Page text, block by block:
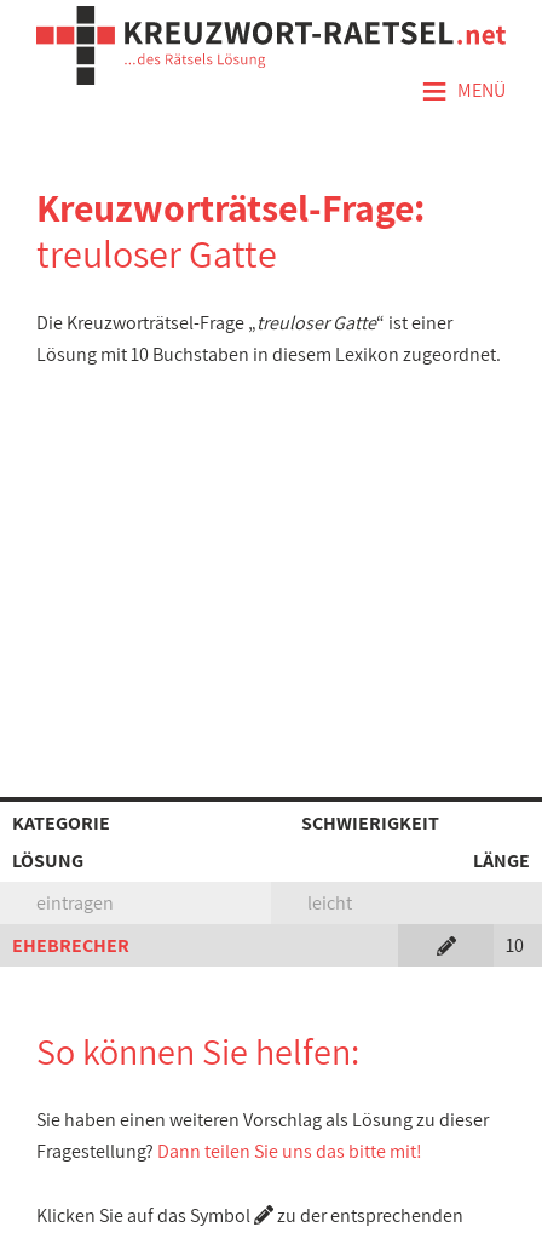
≡ MENÜ
Kreuzworträtsel-Frage:
treuloser Gatte
Die Kreuzworträtsel-Frage „treuloser Gatte“ ist einer
Lösung mit 10 Buchstaben in diesem Lexikon zugeordnet.
KATEGORIE
SCHWIERIGKEIT
LÖSUNG
LÄNGE
eintragen
leicht
EHEBRECHER
10
So können Sie helfen:
Sie haben einen weiteren Vorschlag als Lösung zu dieser
Fragestellung? Dann teilen Sie uns das bitte mit!
Klicken Sie auf das Symbol
zu der entsprechenden